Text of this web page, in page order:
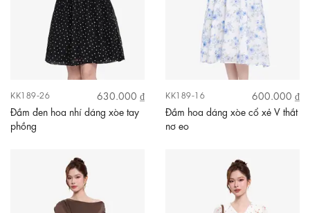
KK189-26
630.000 ₫
Đầm đen hoa nhí dáng xòe tay
phồng
KK189-16
600.000 ₫
Đầm hoa dáng xòe cổ xẻ V thắt
nơ eo